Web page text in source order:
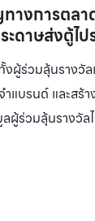
างการตลา
ะดาษส่งตู้ไ
ผู้ร่วมลุ้นรางวัล
ำแบรนด์ และส
ผู้ร่วมลุ้นรางวัล